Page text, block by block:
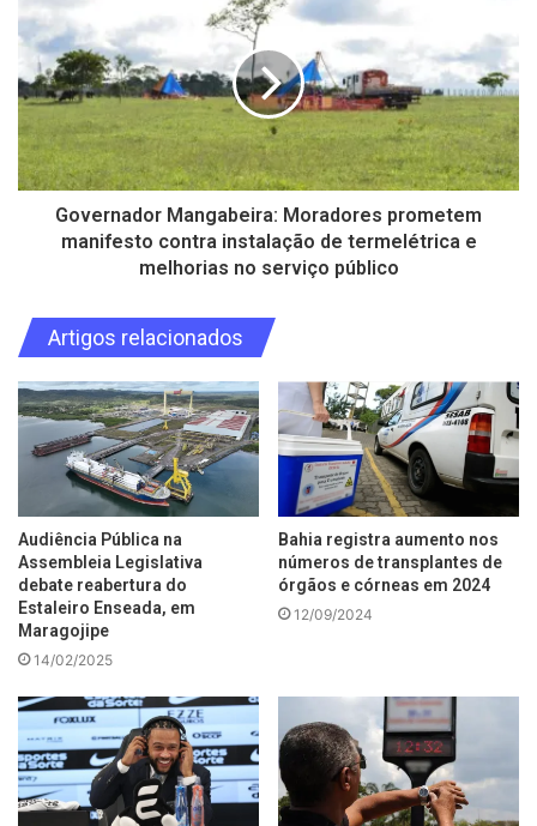
Governador Mangabeira: Moradores prometem
manifesto contra instalação de termelétrica e
melhorias no serviço público
Artigos relacionados
Audiência Pública na
Assembleia Legislativa
debate reabertura do
Estaleiro Enseada, em
Maragojipe
14/02/2025
Bahia registra aumento nos
números de transplantes de
órgãos e córneas em 2024
12/09/2024